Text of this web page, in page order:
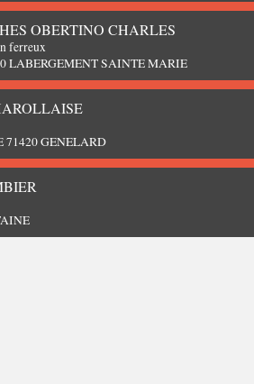
OBERTINO CHARLES
ferreux
LABERGEMENT SAINTE MARIE
GENELARD